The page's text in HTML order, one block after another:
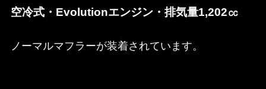
空冷式・Evolutionエンジン・排気量1,202㏄
ノーマルマフラーが装着されています。